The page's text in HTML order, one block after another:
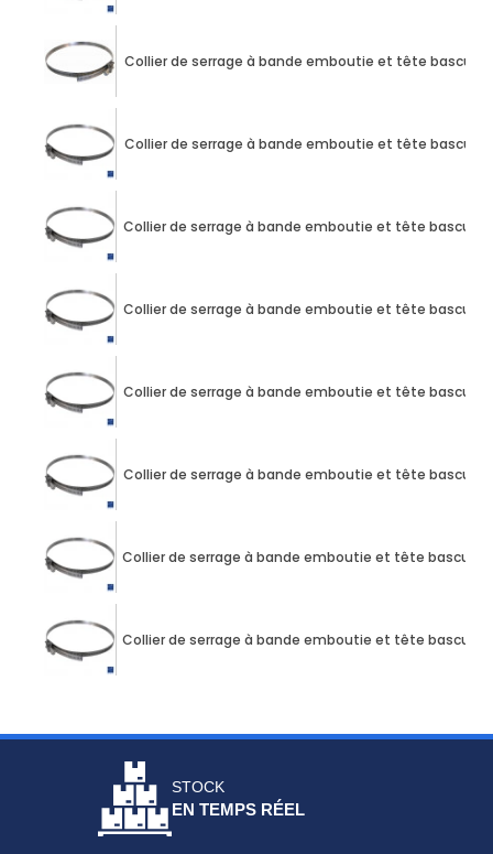
Collier de serrage à bande emboutie et tête
Collier de serrage à bande emboutie et tête
Collier de serrage à bande emboutie et tête
Collier de serrage à bande emboutie et tête
Collier de serrage à bande emboutie et tête
Collier de serrage à bande emboutie et tête
Collier de serrage à bande emboutie et tête
Collier de serrage à bande emboutie et tête
STOCK
EN TEMPS RÉEL